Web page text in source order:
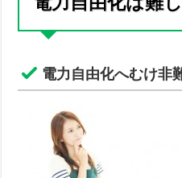
電力自由化へむけ非